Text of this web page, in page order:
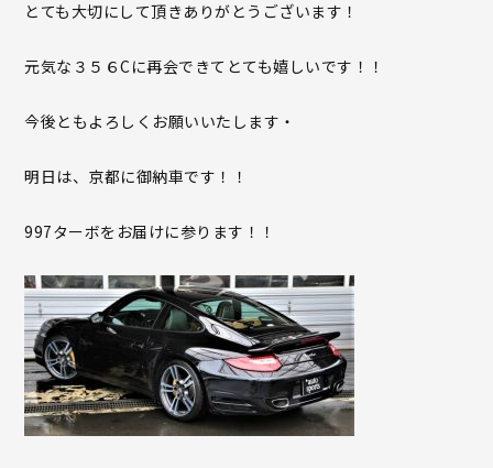
とても大切にして頂きありがとうございます！
元気な３５６Cに再会できてとても嬉しいです！！
今後ともよろしくお願いいたします・
明日は、京都に御納車です！！
997ターボをお届けに参ります！！